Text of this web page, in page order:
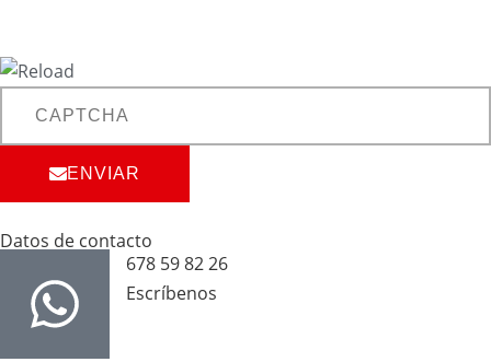
ENVIAR
Datos de contacto
678 59 82 26
Escríbenos